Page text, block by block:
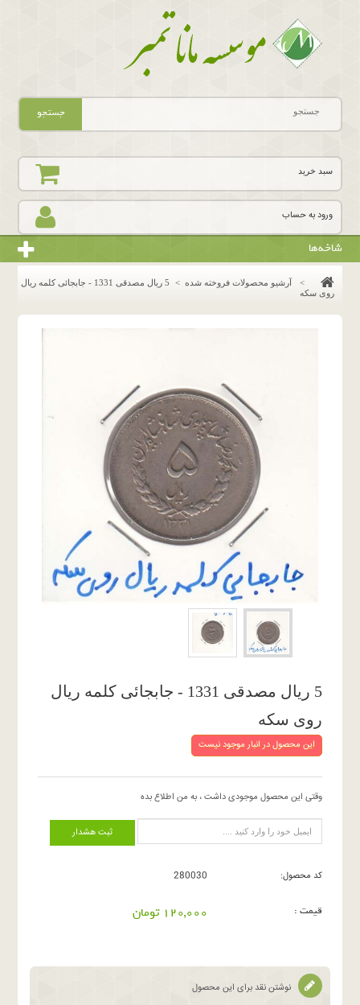
ورود به حساب
سبد خرید
جستجو
شاخه‌ها
> آرشیو محصولات فروخته شده >
5 ریال مصدقی 1331 - جابجائی کلمه ریال
روی سکه
5 ریال مصدقی 1331 - جابجائی کلمه ریال
روی سکه
این محصول در انبار موجود نیست
وقتی این محصول موجودی داشت ، به من اطلاع بده
ثبت هشدار
کد محصول: 280030
قیمت : 120,000 تومان
نوشتن نقد برای این محصول